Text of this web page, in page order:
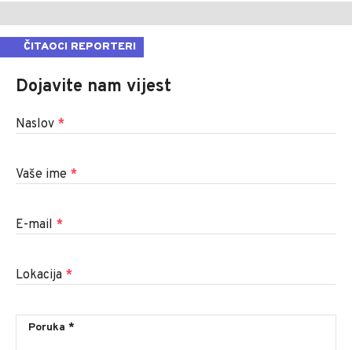
ČITAOCI REPORTERI
Dojavite nam vijest
Naslov *
Vaše ime *
E-mail *
Lokacija *